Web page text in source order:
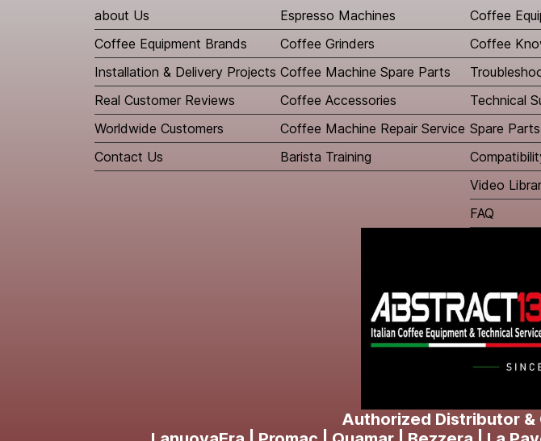
about Us
Coffee Equipment Brands
Installation & Delivery Projects
Real Customer Reviews
Worldwide Customers
Contact Us
Espresso Machines
Coffee Grinders
Coffee Machine Spare Parts
Coffee Accessories
Coffee Machine Repair Service
Barista Training
​Coffee
Coffee
Technical
Spare
Video
FAQ
Authorized Distributor &